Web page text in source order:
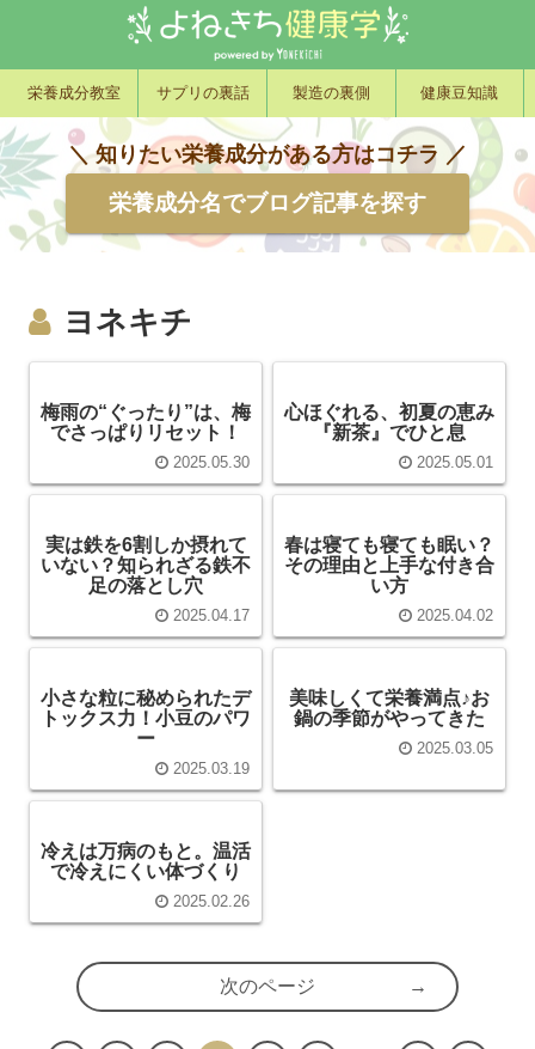
栄養成分教室 サプリの裏話 製造の裏側 健康豆知識
＼ 知りたい栄養成分がある方はコチラ ／
栄養成分名でブログ記事を探す
ヨネキチ
梅雨の“ぐったり”は、梅
でさっぱりリセット！
2025.05.30
心ほぐれる、初夏の恵み
『新茶』でひと息
2025.05.01
実は鉄を6割しか摂れて
いない？知られざる鉄不
足の落とし穴
2025.04.17
春は寝ても寝ても眠い？
その理由と上手な付き合
い方
2025.04.02
小さな粒に秘められたデ
トックス力！小豆のパワ
ー
2025.03.19
美味しくて栄養満点♪お
鍋の季節がやってきた
2025.03.05
冷えは万病のもと。温活
で冷えにくい体づくり
2025.02.26
次のページ